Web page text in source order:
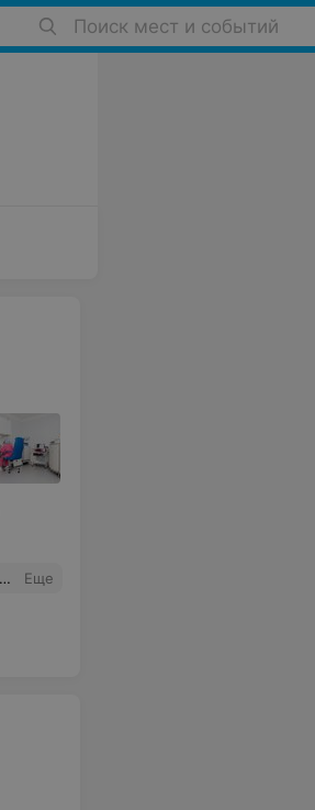
Поиск мест и событий
Еще